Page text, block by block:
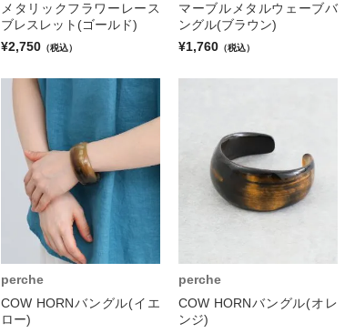
メタリックフラワーレース
ブレスレット(ゴールド)
¥2,750 （税込）
マーブルメタルウェーブバ
ングル(ブラウン)
¥1,760 （税込）
perche
COW HORNバングル(イエ
ロー)
perche
COW HORNバングル(オレ
ンジ)